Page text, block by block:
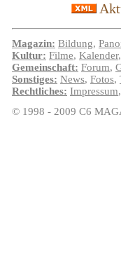
Magazin: Bildung,
Kultur: Filme, Kalender,
Gemeinschaft: Forum,
Sonstiges: News, Fotos,
Rechtliches: Impressum,
© 1998 - 2009 C6